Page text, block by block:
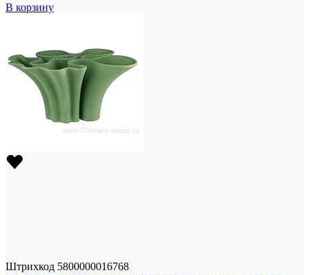
В корзину
Штрихкод 5800000016768